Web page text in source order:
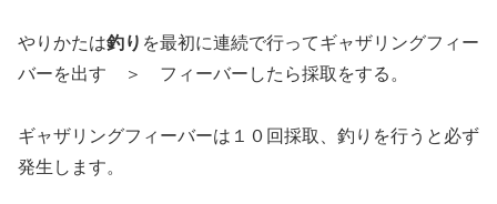
やりかたは釣り を最初に連続で行ってギャザリングフィー
バーを出す ＞ フィーバーしたら採取をする。
ギャザリングフィーバーは１０回採取、釣りを行うと必ず
発生します。